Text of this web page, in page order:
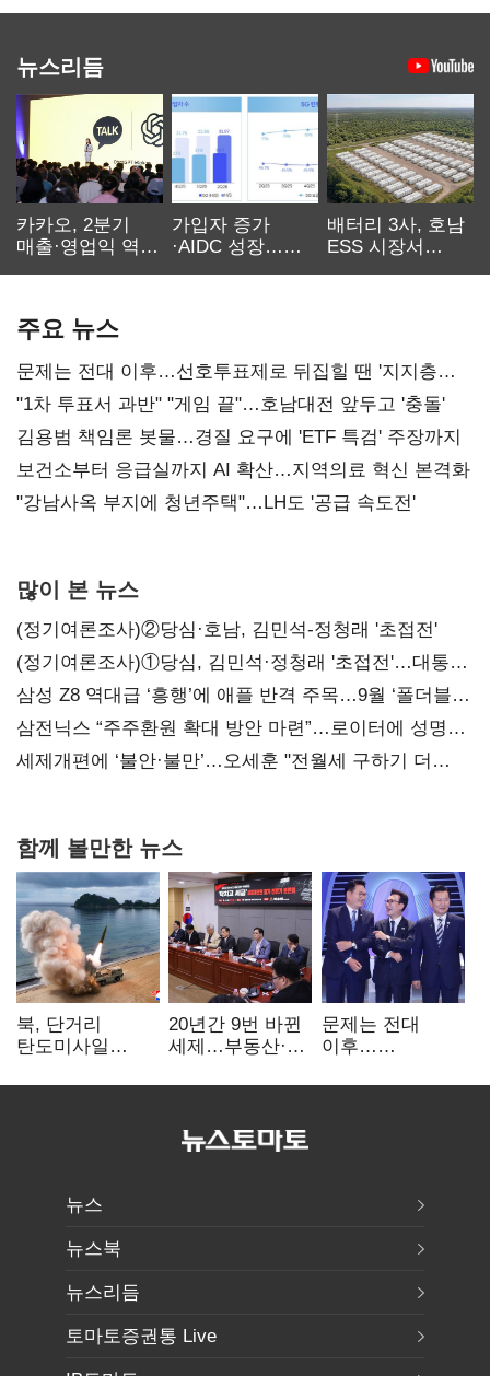
뉴스리듬
카카오, 2분기
매출·영업익 역대
가입자 증가
·AIDC 성장…
배터리 3사, 호남
ESS 시장서
주요 뉴스
문제는 전대 이후…선호투표제로 뒤집힐 땐 '지지층
불복'
"1차 투표서 과반" "게임 끝"…호남대전 앞두고 '충돌'
김용범 책임론 봇물…경질 요구에 'ETF 특검' 주장까지
보건소부터 응급실까지 AI 확산…지역의료 혁신 본격화
"강남사옥 부지에 청년주택"…LH도 '공급 속도전'
많이 본 뉴스
(정기여론조사)②당심·호남, 김민석-정청래 '초접전'
(정기여론조사)①당심, 김민석·정청래 '초접전'…대통령
지지도 '50% 아래로'(종합)
삼성 Z8 역대급 ‘흥행’에 애플 반격 주목…9월 ‘폴더블
대전’
삼전닉스 “주주환원 확대 방안 마련”…로이터에 성명
보내
세제개편에 ‘불안·불만’…오세훈 "전월세 구하기 더
함께 볼만한 뉴스
북, 단거리
탄도미사일
"즉각 중단 촉구"
20년간 9번 바뀐
세제…부동산·
건드렸다
문제는 전대
이후…
뒤집힐 땐
뉴스
뉴스북
뉴스리듬
토마토증권통 Live